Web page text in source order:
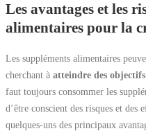
Les avantages et les
alimentaires pour la
Les suppléments alimentaires
cherchant à atteindre des
faut toujours consommer les
d’être conscient des risques et des
quelques-uns des principaux